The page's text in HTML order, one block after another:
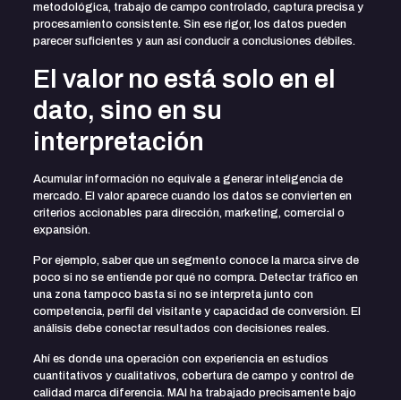
metodológica, trabajo de campo controlado, captura precisa y
procesamiento consistente. Sin ese rigor, los datos pueden
parecer suficientes y aun así conducir a conclusiones débiles.
El valor no está solo en el
dato, sino en su
interpretación
Acumular información no equivale a generar inteligencia de
mercado. El valor aparece cuando los datos se convierten en
criterios accionables para dirección, marketing, comercial o
expansión.
Por ejemplo, saber que un segmento conoce la marca sirve de
poco si no se entiende por qué no compra. Detectar tráfico en
una zona tampoco basta si no se interpreta junto con
competencia, perfil del visitante y capacidad de conversión. El
análisis debe conectar resultados con decisiones reales.
Ahí es donde una operación con experiencia en estudios
cuantitativos y cualitativos, cobertura de campo y control de
calidad marca diferencia. MAI ha trabajado precisamente bajo